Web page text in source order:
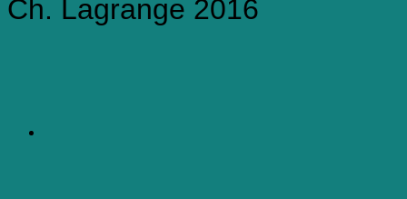
Ch. Lagrange 2016